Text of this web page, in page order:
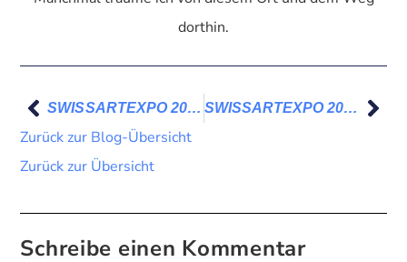
dorthin.
SWISSARTEXPO 2024 SWISSARTEXPO 2024
Zurück zur Blog-Übersicht
Zurück zur Übersicht
Schreibe einen Kommentar